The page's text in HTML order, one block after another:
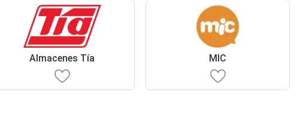
Almacenes Tía MIC